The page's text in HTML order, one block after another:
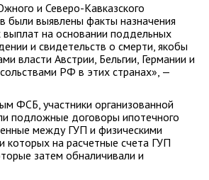
и Северо-Кавказского
были выявлены факты назначения
выплат на основании поддельных
и свидетельств о смерти, якобы
власти Австрии, Бельгии, Германии и
РФ в этих странах», —
ФСБ, участники организованной
подложные договоры ипотечного
между ГУП и физическими
которых на расчетные счета ГУП
затем обналичивали и